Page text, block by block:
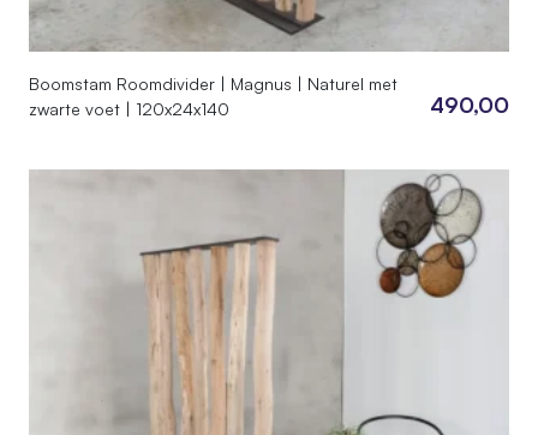
Boomstam Roomdivider | Magnus | Naturel met
zwarte voet | 120x24x140
490,00